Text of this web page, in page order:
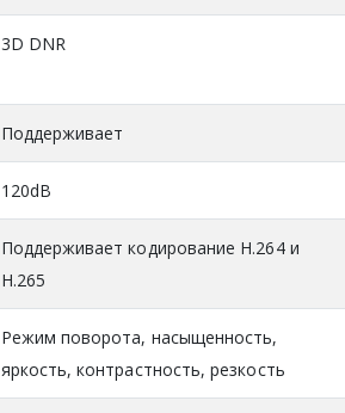
3D DNR
Поддерживает
120dB
Поддерживает кодирование H.264 и
H.265
Режим поворота, насыщенность,
яркость, контрастность, резкость